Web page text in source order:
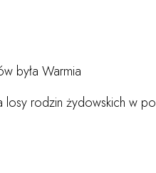
była Warmia
losy rodzin żydowskich w